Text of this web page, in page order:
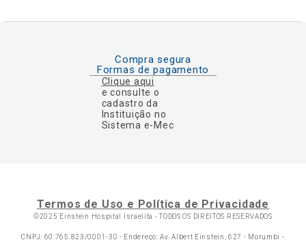
Compra segura
Formas de pagamento
Clique aqui
e consulte o
cadastro da
Instituição no
Sistema e-Mec
Termos de Uso e Política de Privacidade
©2025 Einstein Hospital Israelita -TODOS OS DIREITOS RESERVADOS
CNPJ: 60.765.823/0001-30 - Endereço: Av. Albert Einstein, 627 - Morumbi -